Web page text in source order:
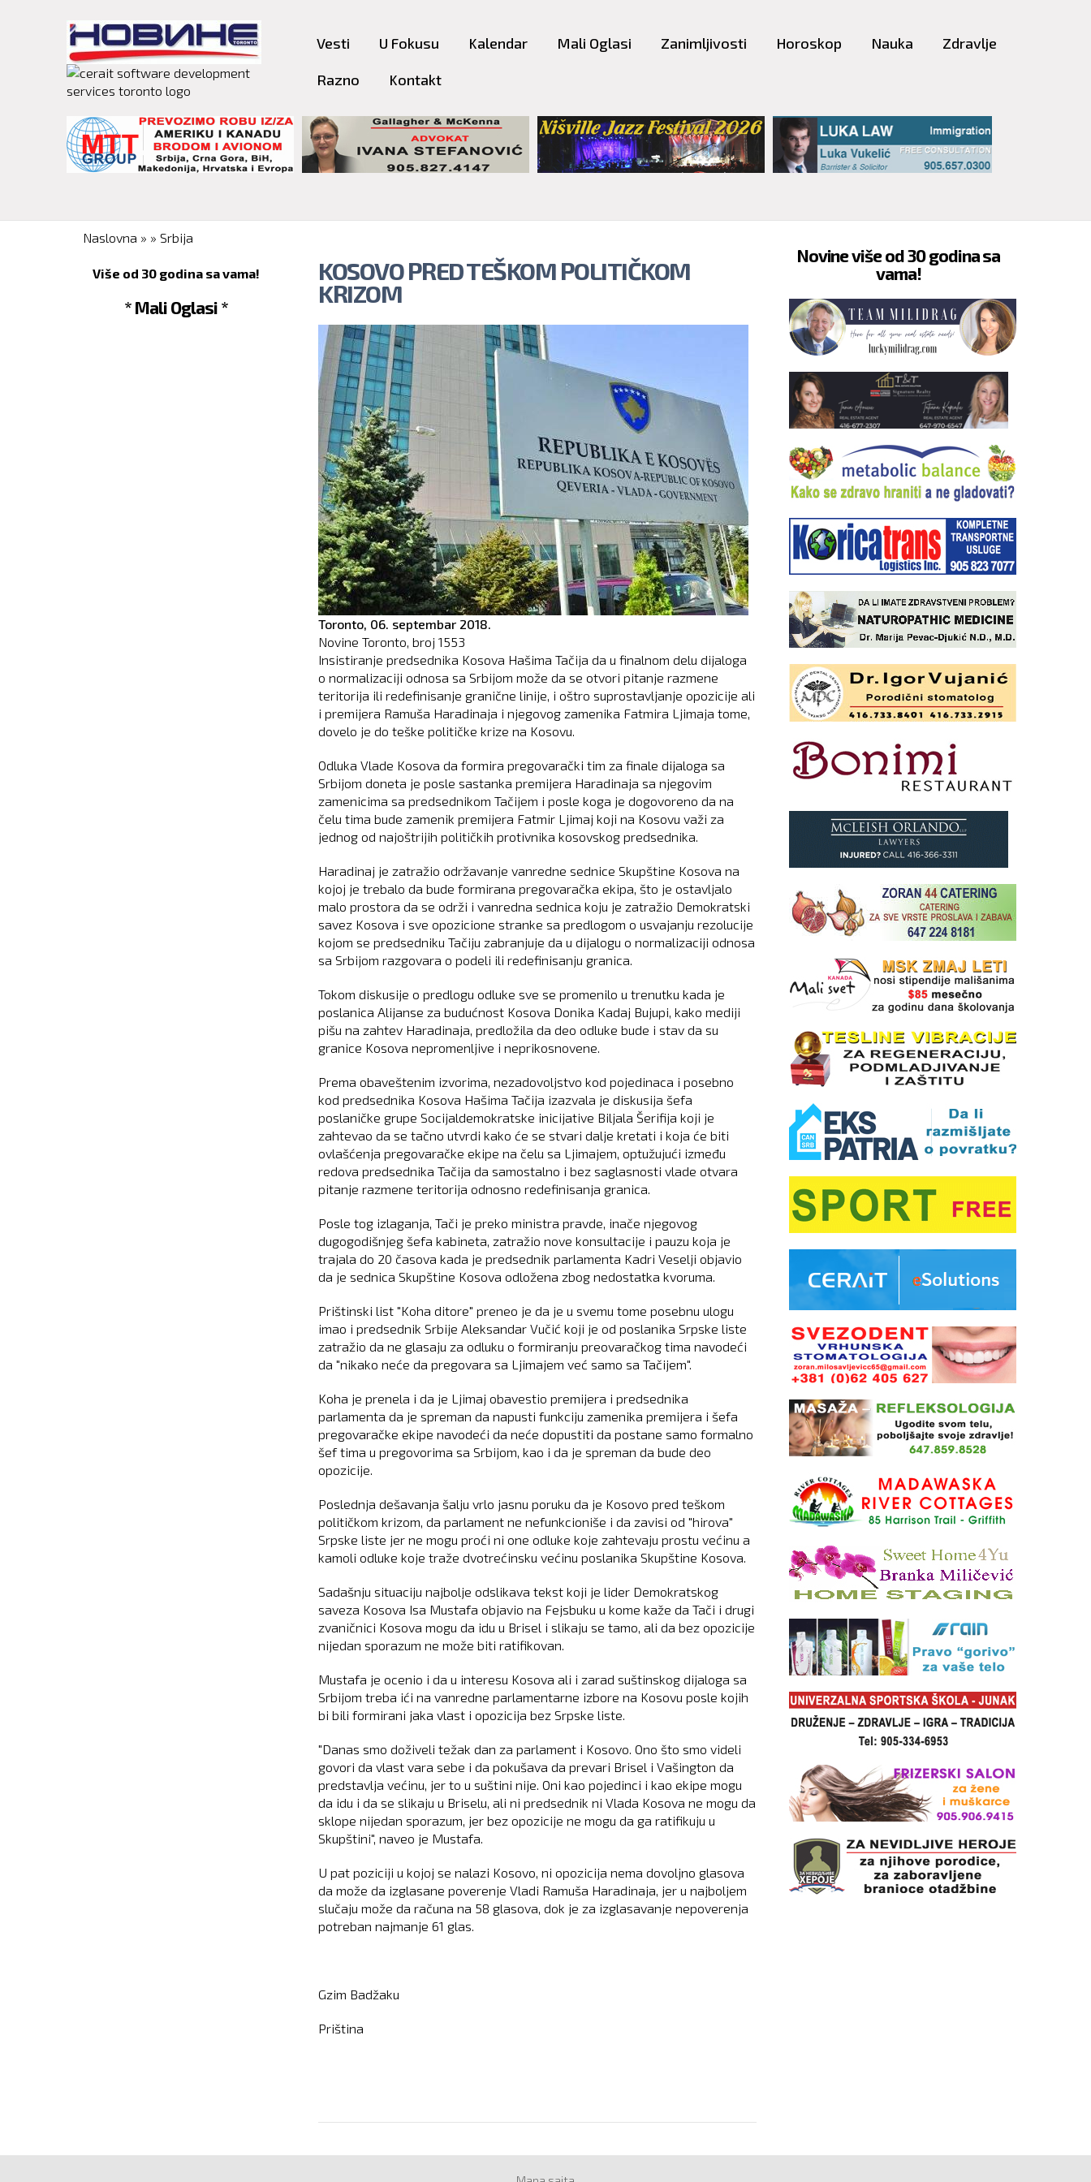
content
Vesti U Fokusu Kalendar Mali Oglasi Zanimljivosti Horoskop Nauka Zdravlje
Razno Kontakt
You are here
Naslovna » » Srbija
Više od 30 godina sa vama!
* Mali Oglasi *
KOSOVO PRED TEŠKOM POLITIČKOM
KRIZOM
Toronto, 06. septembar 2018.
Novine Toronto, broj 1553
Insistiranje predsednika Kosova Hašima Tačija da u finalnom delu dijaloga
o normalizaciji odnosa sa Srbijom može da se otvori pitanje razmene
teritorija ili redefinisanje granične linije, i oštro suprostavljanje opozicije ali
i premijera Ramuša Haradinaja i njegovog zamenika Fatmira Ljimaja tome,
dovelo je do teške političke krize na Kosovu.
Odluka Vlade Kosova da formira pregovarački tim za finale dijaloga sa
Srbijom doneta je posle sastanka premijera Haradinaja sa njegovim
zamenicima sa predsednikom Tačijem i posle koga je dogovoreno da na
čelu tima bude zamenik premijera Fatmir Ljimaj koji na Kosovu važi za
jednog od najoštrijih političkih protivnika kosovskog predsednika.
Haradinaj je zatražio održavanje vanredne sednice Skupštine Kosova na
kojoj je trebalo da bude formirana pregovaračka ekipa, što je ostavljalo
malo prostora da se održi i vanredna sednica koju je zatražio Demokratski
savez Kosova i sve opozicione stranke sa predlogom o usvajanju rezolucije
kojom se predsedniku Tačiju zabranjuje da u dijalogu o normalizaciji odnosa
sa Srbijom razgovara o podeli ili redefinisanju granica.
Tokom diskusije o predlogu odluke sve se promenilo u trenutku kada je
poslanica Alijanse za budućnost Kosova Donika Kadaj Bujupi, kako mediji
pišu na zahtev Haradinaja, predložila da deo odluke bude i stav da su
granice Kosova nepromenljive i neprikosnovene.
Prema obaveštenim izvorima, nezadovoljstvo kod pojedinaca i posebno
kod predsednika Kosova Hašima Tačija izazvala je diskusija šefa
poslaničke grupe Socijaldemokratske inicijative Biljala Šerifija koji je
zahtevao da se tačno utvrdi kako će se stvari dalje kretati i koja će biti
ovlašćenja pregovaračke ekipe na čelu sa Ljimajem, optužujući između
redova predsednika Tačija da samostalno i bez saglasnosti vlade otvara
pitanje razmene teritorija odnosno redefinisanja granica.
Posle tog izlaganja, Tači je preko ministra pravde, inače njegovog
dugogodišnjeg šefa kabineta, zatražio nove konsultacije i pauzu koja je
trajala do 20 časova kada je predsednik parlamenta Kadri Veselji objavio
da je sednica Skupštine Kosova odložena zbog nedostatka kvoruma.
Prištinski list "Koha ditore" preneo je da je u svemu tome posebnu ulogu
imao i predsednik Srbije Aleksandar Vučić koji je od poslanika Srpske liste
zatražio da ne glasaju za odluku o formiranju preovaračkog tima navodeći
da "nikako neće da pregovara sa Ljimajem već samo sa Tačijem".
Koha je prenela i da je Ljimaj obavestio premijera i predsednika
parlamenta da je spreman da napusti funkciju zamenika premijera i šefa
pregovaračke ekipe navodeći da neće dopustiti da postane samo formalno
šef tima u pregovorima sa Srbijom, kao i da je spreman da bude deo
opozicije.
Poslednja dešavanja šalju vrlo jasnu poruku da je Kosovo pred teškom
političkom krizom, da parlament ne nefunkcioniše i da zavisi od "hirova"
Srpske liste jer ne mogu proći ni one odluke koje zahtevaju prostu većinu a
kamoli odluke koje traže dvotrećinsku većinu poslanika Skupštine Kosova.
Sadašnju situaciju najbolje odslikava tekst koji je lider Demokratskog
saveza Kosova Isa Mustafa objavio na Fejsbuku u kome kaže da Tači i drugi
zvaničnici Kosova mogu da idu u Brisel i slikaju se tamo, ali da bez opozicije
nijedan sporazum ne može biti ratifikovan.
Mustafa je ocenio i da u interesu Kosova ali i zarad suštinskog dijaloga sa
Srbijom treba ići na vanredne parlamentarne izbore na Kosovu posle kojih
bi bili formirani jaka vlast i opozicija bez Srpske liste.
"Danas smo doživeli težak dan za parlament i Kosovo. Ono što smo videli
govori da vlast vara sebe i da pokušava da prevari Brisel i Vašington da
predstavlja većinu, jer to u suštini nije. Oni kao pojedinci i kao ekipe mogu
da idu i da se slikaju u Briselu, ali ni predsednik ni Vlada Kosova ne mogu da
sklope nijedan sporazum, jer bez opozicije ne mogu da ga ratifikuju u
Skupštini", naveo je Mustafa.
U pat poziciji u kojoj se nalazi Kosovo, ni opozicija nema dovoljno glasova
da može da izglasane poverenje Vladi Ramuša Haradinaja, jer u najboljem
slučaju može da računa na 58 glasova, dok je za izglasavanje nepoverenja
potreban najmanje 61 glas.
Gzim Badžaku
Priština
Novine više od 30 godina sa
vama!